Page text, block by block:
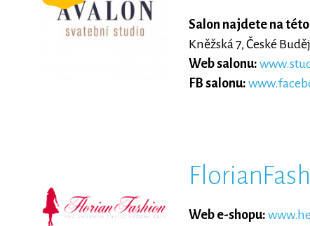
Salon najdete na
Kněžská 7, České
Web salonu:
FB salonu:
Web e-shopu: